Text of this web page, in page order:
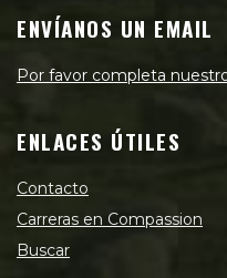
ENVÍANOS UN EMAIL
Por favor completa
ENLACES ÚTILES
Contacto
Carreras en Compassion
Buscar